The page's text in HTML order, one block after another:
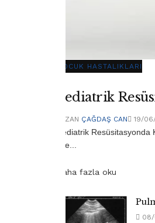
ÇOCUK HASTALIKLARI
Pediatrik
YAZAN ÇAĞDAŞ CAN 19/
Pediatrik
aile...
Daha fazla oku
08/